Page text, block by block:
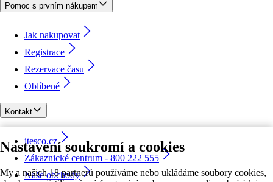
Nastavení soukromí a cookies
My a našich 18 partnerů používáme nebo ukládáme soubory cookies,
Pomoc s prvním nákupem
Jak nakupovat
Registrace
Rezervace času
Oblíbené
Kontakt
itesco.cz
Zákaznické centrum - 800 222 555
Naše obchody